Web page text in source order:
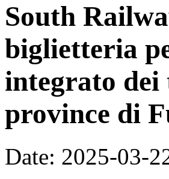
South
biglietteria
integrato dei
province di
Date: 2025-03-